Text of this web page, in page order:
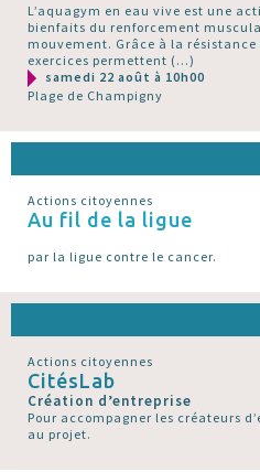
L’aquagym en eau vive est une
bienfaits du renforcement
mouvement. Grâce à la
exercices permettent (…)
samedi 22 août à 10h00
Plage de Champigny
Actions citoyennes
Au fil de la ligue
par la ligue contre le cancer.
Actions citoyennes
CitésLab
Création d’entreprise
Pour accompagner les créateurs
au projet.